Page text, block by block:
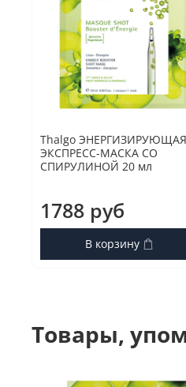
Thalgo ЭНЕРГИЗИРУЮЩАЯ
ЭКСПРЕСС-МАСКА СО
СПИРУЛИНОЙ 20 мл
1788 руб
В корзину
Товары,